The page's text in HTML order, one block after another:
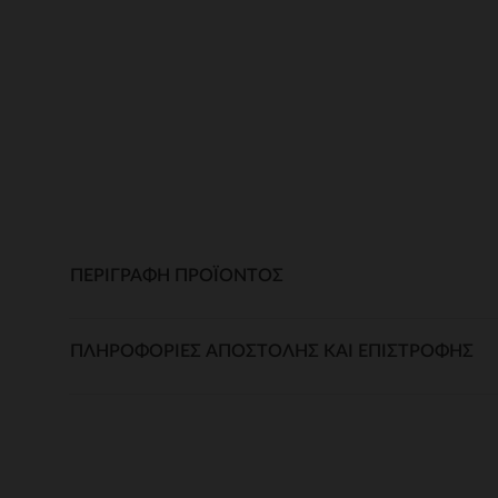
ΠΕΡΙΓΡΑΦΉ ΠΡΟΪΌΝΤΟΣ
ΠΛΗΡΟΦΟΡΊΕΣ ΑΠΟΣΤΟΛΉΣ ΚΑΙ ΕΠΙΣΤΡΟΦΉΣ